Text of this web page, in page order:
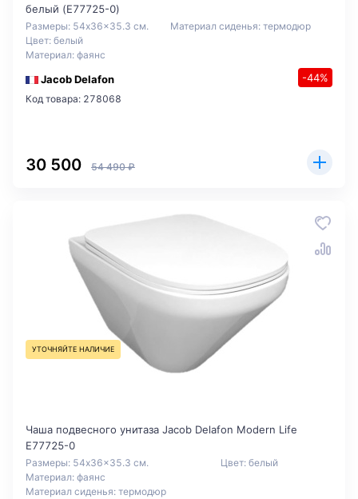
белый (E77725-0)
Размеры: 54x36x35.3 см.
Цвет: белый
Материал: фаянс
Материал сиденья: термодюр
Jacob Delafon -44%
Код товара: 278068
30 500 54 490 ₽
УТОЧНЯЙТЕ НАЛИЧИЕ
Чаша подвесного унитаза Jacob Delafon Modern Life
E77725-0
Размеры: 54x36x35.3 см.
Материал: фаянс
Материал сиденья: термодюр
Цвет: белый